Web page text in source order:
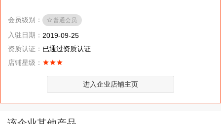
会员级别： 普通会员
入驻日期： 2019-09-25
资质认证： 已通过资质认证
店铺星级：
进入企业店铺主页